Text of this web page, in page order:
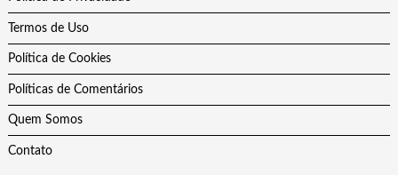
Termos de Uso
Política de Cookies
Políticas de Comentários
Quem Somos
Contato